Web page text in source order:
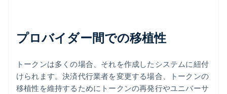
プロバイダー間での移植性
トークンは多くの場合、それを作成したシステムに紐付
けられます。決済代行業者を変更する場合、トークンの
移植性を維持するためにトークンの再発行やユニバーサ